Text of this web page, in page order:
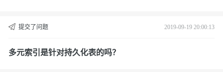
提交了问题 2019-09-19 20:00:13
多元索引是针对持久化表的吗？